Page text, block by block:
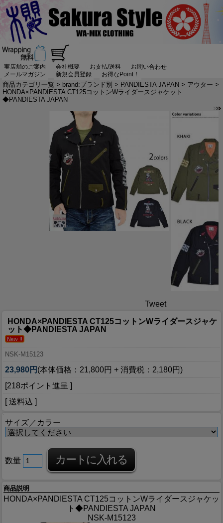
実店舗のご案内 会社概要 お支払/送料
お問い合わせ
メールマガジン
新規会員登録 お得なPoint！
商品カテゴリ一覧 > brand:ブランド別 > PANDIESTA JAPAN > アウター >
HONDA×PANDIESTA CT125コットンWライダースジャケット
◆PANDIESTA JAPAN
Tweet
HONDA×PANDIESTA CT125コットンWライダースジャケ
ット◆PANDIESTA JAPAN
NSK-M15123
23,980円 (本体価格：21,800円 + 消費税：2,180円)
[218ポイント進呈 ]
[ 送料込 ]
サイズ／カラー
数量
商品説明
HONDA×PANDIESTA CT125コットンWライダースジャケッ
ト◆PANDIESTA JAPAN
NSK-M15123